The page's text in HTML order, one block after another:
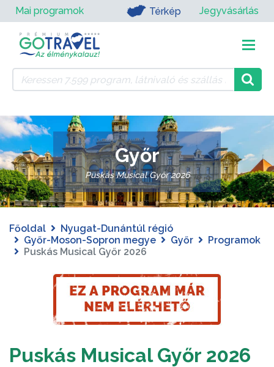
Mai programok Térkép Jegyvásárlás
Győr
Puskás Musical Győr 2026
Főoldal
Nyugat-Dunántúl régió
Győr-Moson-Sopron megye
Győr
Programok
Puskás Musical Győr 2026
Puskás Musical Győr 2026